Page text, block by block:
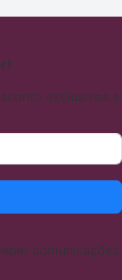
exclusivos e
comunicações